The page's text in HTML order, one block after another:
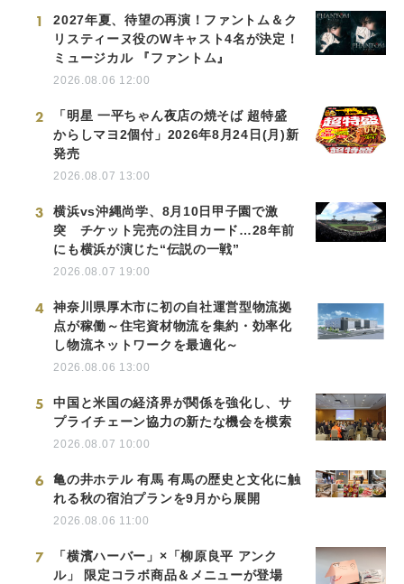
1
2027年夏、待望の再演！ファントム＆ク
リスティーヌ役のWキャスト4名が決定！
ミュージカル 『ファントム』
2026.08.06 12:00
2
「明星 一平ちゃん夜店の焼そば 超特盛
からしマヨ2個付」2026年8月24日(月)新
発売
2026.08.07 13:00
3
横浜vs沖縄尚学、8月10日甲子園で激
突 チケット完売の注目カード…28年前
にも横浜が演じた“伝説の一戦”
2026.08.07 19:00
4
神奈川県厚木市に初の自社運営型物流拠
点が稼働～住宅資材物流を集約・効率化
し物流ネットワークを最適化～
2026.08.06 13:00
5
中国と米国の経済界が関係を強化し、サ
プライチェーン協力の新たな機会を模索
2026.08.07 10:00
6
亀の井ホテル 有馬 有馬の歴史と文化に触
れる秋の宿泊プランを9月から展開
2026.08.06 11:00
7
「横濱ハーバー」×「柳原良平 アンク
ル」 限定コラボ商品＆メニューが登場